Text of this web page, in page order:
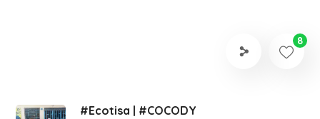
8
#Ecotisa | #COCODY